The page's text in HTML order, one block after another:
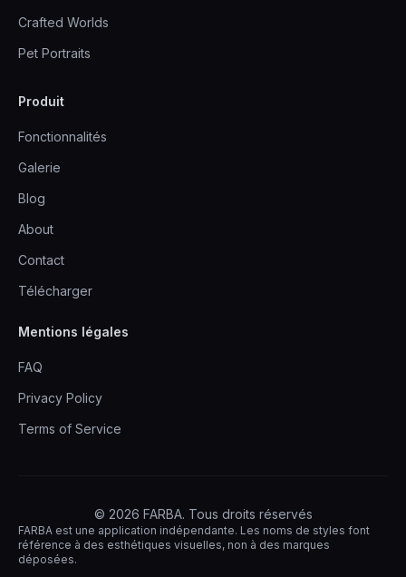
Crafted Worlds
Pet Portraits
Produit
Fonctionnalités
Galerie
Blog
About
Contact
Télécharger
Mentions légales
FAQ
Privacy Policy
Terms of Service
© 2026 FARBA. Tous droits réservés
FARBA est une application indépendante. Les noms de styles font
référence à des esthétiques visuelles, non à des marques
déposées.